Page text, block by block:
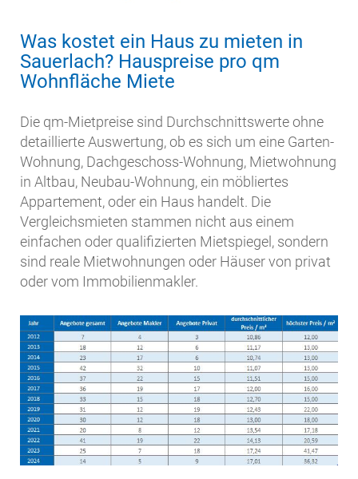
Was kostet ein Haus zu mieten in
Sauerlach? Hauspreise pro qm
Wohnfläche Miete
Die qm-Mietpreise sind Durchschnittswerte ohne
detaillierte Auswertung, ob es sich um eine Garten-
Wohnung, Dachgeschoss-Wohnung, Mietwohnung
in Altbau, Neubau-Wohnung, ein möbliertes
Appartement, oder ein Haus handelt. Die
Vergleichsmieten stammen nicht aus einem
einfachen oder qualifizierten Mietspiegel, sondern
sind reale Mietwohnungen oder Häuser von privat
oder vom Immobilienmakler.